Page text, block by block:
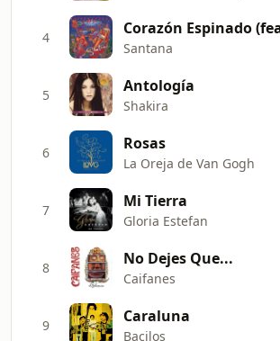
4
Santana
5 Antología
Shakira
6 Rosas
La Oreja de Van Gogh
7 Mi Tierra
Gloria Estefan
8 No Dejes Que...
Caifanes
9 Caraluna
Bacilos